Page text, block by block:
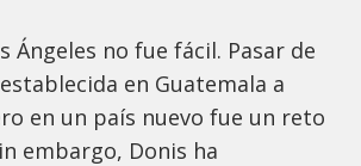
Ángeles no fue fácil. Pasar de
en Guatemala a
en un país nuevo fue un reto
embargo, Donis ha